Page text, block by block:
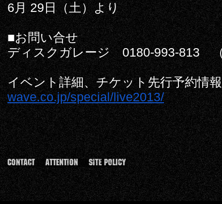
6月 29日（土）より
■お問い合せ
ディスクガレージ 0180-993-813
イベント詳細、チケット先行予約情
wave.co.jp/special/live2013/